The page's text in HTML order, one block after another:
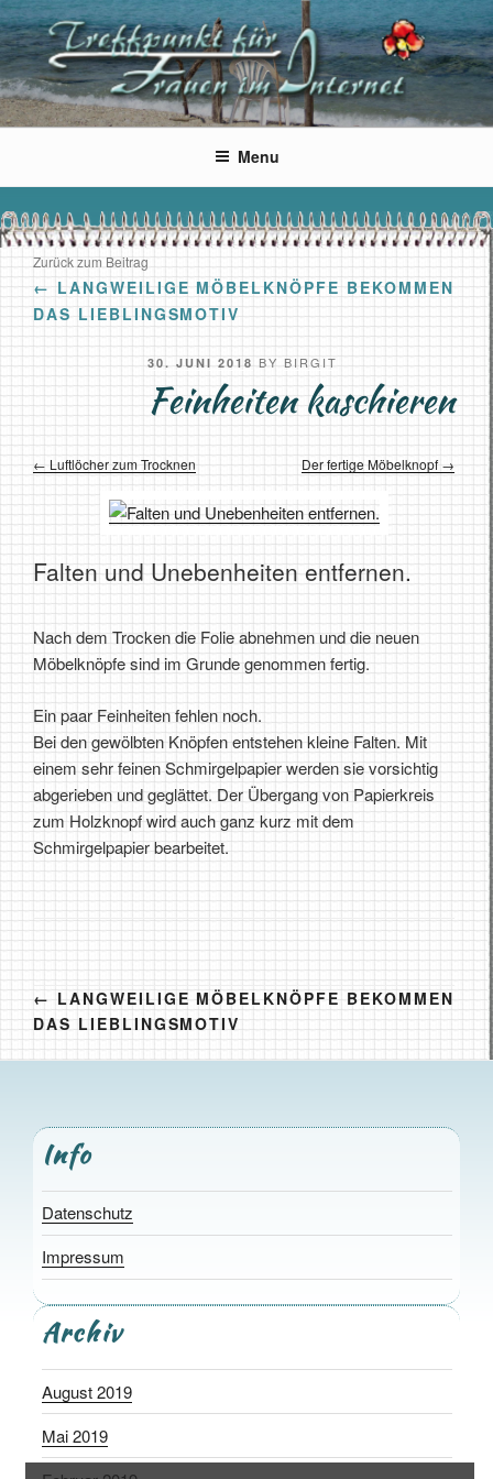
Skip
to
content
Wir Frauen im Netz
Der Treffpunkt für Frauen im Internet, aber auch Männer sind
Menu
Zurück zum Beitrag
← LANGWEILIGE MÖBELKNÖPFE BEKOMMEN
DAS LIEBLINGSMOTIV
POSTED
ON
30. JUNI 2018 BYBIRGIT
Feinheiten kaschieren
Luftlöcher zum Trocknen Der fertige Möbelknopf
Falten und Unebenheiten entfernen.
Nach dem Trocken die Folie abnehmen und die neuen
Möbelknöpfe sind im Grunde genommen fertig.
Ein paar Feinheiten fehlen noch.
Bei den gewölbten Knöpfen entstehen kleine Falten. Mit
einem sehr feinen Schmirgelpapier werden sie vorsichtig
abgerieben und geglättet. Der Übergang von Papierkreis
zum Holzknopf wird auch ganz kurz mit dem
Schmirgelpapier bearbeitet.
← LANGWEILIGE MÖBELKNÖPFE BEKOMMEN
DAS LIEBLINGSMOTIV
Info
Datenschutz
Impressum
Archiv
August 2019
Mai 2019